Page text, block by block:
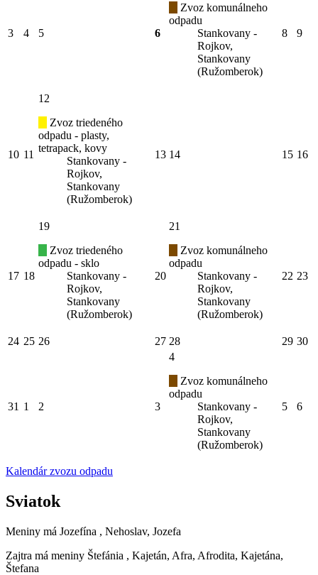
3 4 5 6
Zvoz komunálneho
odpadu
Stankovany -
Rojkov,
Stankovany
(Ružomberok)
8 9
10 11
12
Zvoz triedeného
odpadu - plasty,
tetrapack, kovy
Stankovany -
Rojkov,
Stankovany
(Ružomberok)
13 14 15 16
17 18
19
Zvoz triedeného
odpadu - sklo
Stankovany -
Rojkov,
Stankovany
(Ružomberok)
20
21
Zvoz komunálneho
odpadu
Stankovany -
Rojkov,
Stankovany
(Ružomberok)
22 23
24 25 26 27 28 29 30
31 1 2 3
4
Zvoz komunálneho
odpadu
Stankovany -
Rojkov,
Stankovany
(Ružomberok)
5 6
Kalendár zvozu odpadu
Sviatok
Meniny má Jozefína , Nehoslav, Jozefa
Zajtra má meniny Štefánia , Kajetán, Afra, Afrodita, Kajetána,
Štefana